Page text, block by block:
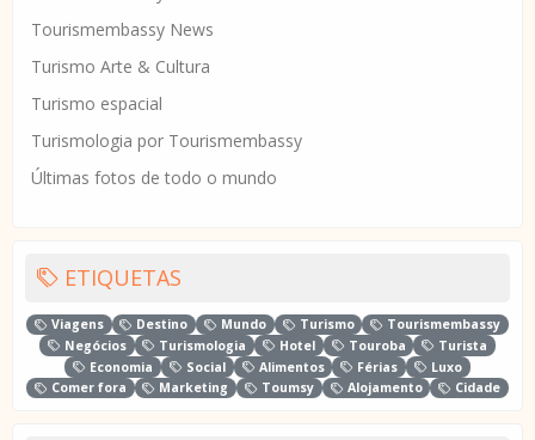
Tourismembassy News
Turismo Arte & Cultura
Turismo espacial
Turismologia por Tourismembassy
Últimas fotos de todo o mundo
ETIQUETAS
Viagens Destino Mundo Turismo
Tourismembassy
Negócios
Turismologia Hotel Touroba
Turista
Economia
Social Alimentos Férias
Luxo
Comer fora
Marketing Toumsy Alojamento Cidade